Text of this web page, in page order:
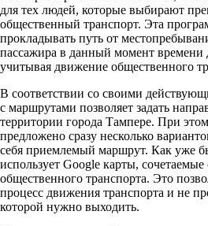
для тех людей, которые выбирают
общественный транспорт. Эта
прокладывать путь от
пассажира в данный момент времени
учитывая движение общественного
В соответствии со своими
с маршрутами позволяет задать
территории города Тампере. При
предложено сразу несколько
себя приемлемый маршрут. Как уже
использует Google карты, сочетаемые
общественного транспорта. Это
процесс движения транспорта и не
которой нужно выходить.